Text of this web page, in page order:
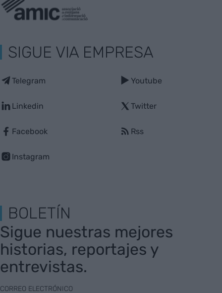
SIGUE VIA EMPRESA
Telegram
Linkedin
Facebook
Instagram
Youtube
Twitter
Rss
BOLETÍN
Sigue nuestras mejores
historias, reportajes y
entrevistas.
CORREO ELECTRÓNICO